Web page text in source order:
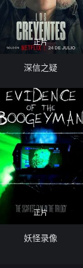
正片
深信之疑
正片
妖怪录像